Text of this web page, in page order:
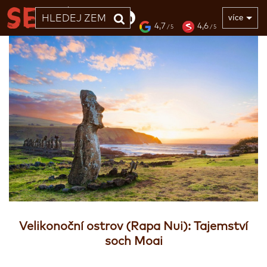
33 LET více
4,7 / 5 4,6 / 5
Velikonoční ostrov (Rapa Nui): Tajemství
soch Moai